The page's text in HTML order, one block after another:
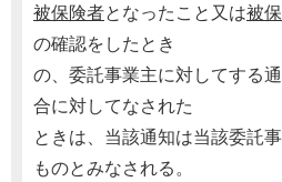
被保険者となったこと又は被
の確認をしたとき
の、委託事業主に対してする通
合に対してなされた
ときは、当該通知は当該委託
ものとみなされる。